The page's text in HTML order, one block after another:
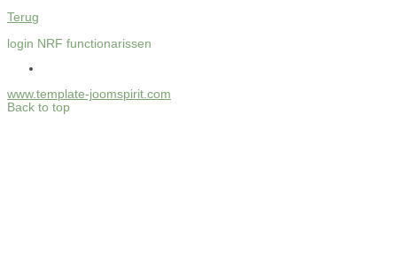
Terug
login NRF functionarissen
www.template-joomspirit.com
Back to top